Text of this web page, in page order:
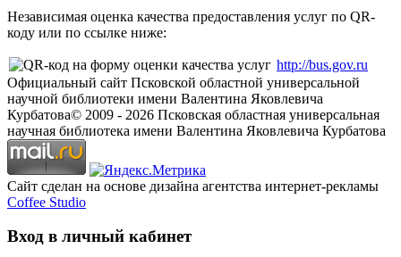
Независимая оценка качества предоставления услуг по QR-
коду или по ссылке ниже:
http://bus.gov.ru
Официальный сайт Псковской областной универсальной
научной библиотеки имени Валентина Яковлевича
Курбатова© 2009 - 2026 Псковская областная универсальная
научная библиотека имени Валентина Яковлевича Курбатова
Сайт сделан на основе дизайна агентства интернет-рекламы
Coffee Studio
Вход в личный кабинет